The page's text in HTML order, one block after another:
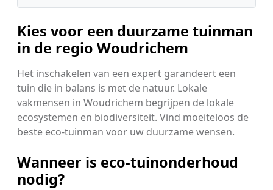
Kies voor een duurzame tuinman
in de regio Woudrichem
Het inschakelen van een expert garandeert een
tuin die in balans is met de natuur. Lokale
vakmensen in Woudrichem begrijpen de lokale
ecosystemen en biodiversiteit. Vind moeiteloos de
beste eco-tuinman voor uw duurzame wensen.
Wanneer is eco-tuinonderhoud
nodig?